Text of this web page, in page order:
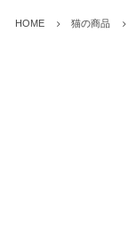
HOME 猫の商品